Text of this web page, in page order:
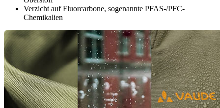
Verzicht auf Fluorcarbone, sogenannte PFAS-/PFC-
Chemikalien